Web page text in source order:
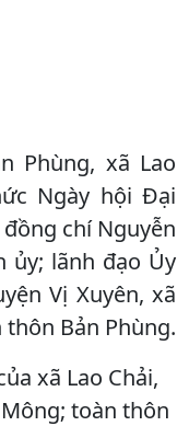
Phùng, xã Lao
Ngày hội Đại
chí Nguyễn
ủy; lãnh đạo Ủy
Vị Xuyên, xã
thôn Bản Phùng.
xã Lao Chải,
toàn thôn